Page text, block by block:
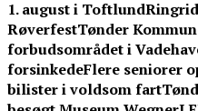
1. august i Toftlund
RøverfestTønder
forbudsområdet i
forsinkedeFlere seniorer
bilister i voldsom fart